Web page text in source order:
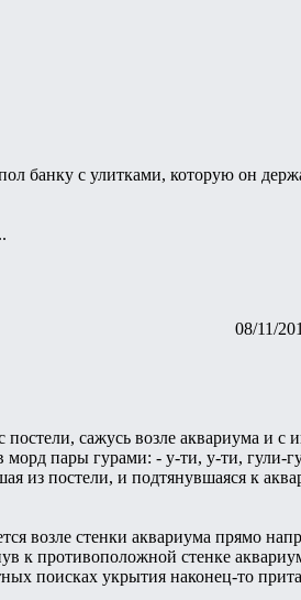
банку с улитками, которую он
08/11/
сажусь возле аквариума и
пары гурами: - у-ти, у-ти,
из постели, и подтянувшаяся к
возле стенки аквариума прямо
к противоположной стенке
поисках укрытия наконец-то